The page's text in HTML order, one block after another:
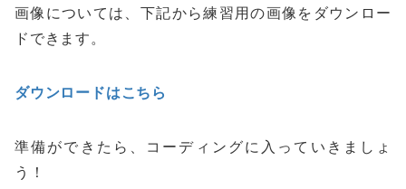
画像については、下記から練習用の画像をダウンロー
ドできます。
ダウンロードはこちら
準備ができたら、コーディングに入っていきましょ
う！